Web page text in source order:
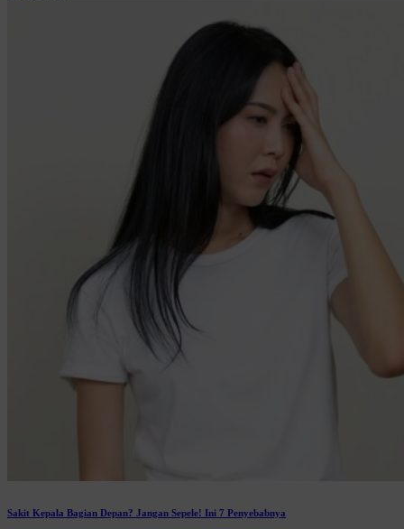
Sakit Kepala Bagian Depan? Jangan Sepele! Ini 7 Penyebabnya